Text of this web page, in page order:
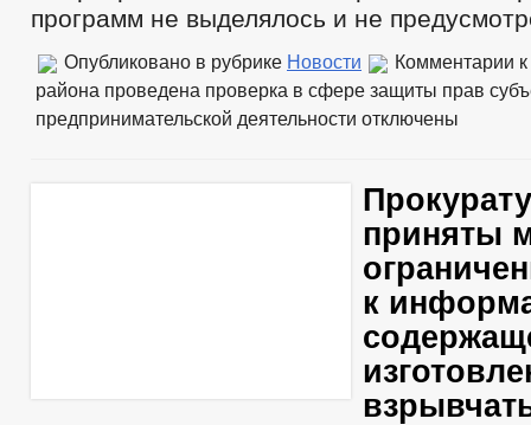
программ не выделялось и не
Опубликовано в рубрике Новости Комментарии
района проведена проверка в сфере защиты прав
предпринимательской деятельности отключены
приняты
к